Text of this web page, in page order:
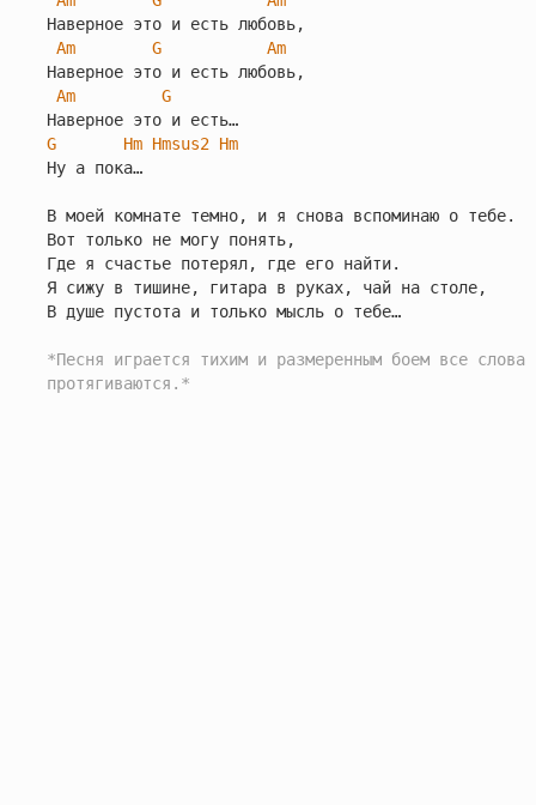
Наверное это и есть любовь,
Am
G
Am
Наверное это и есть любовь,
Am
G
G
Hm Hmsus2 Hm
Ну а пока…
В моей комнате темно, и я снова вспоминаю о тебе.
Вот только не могу понять,
Где я счастье потерял, где его найти.
Я сижу в тишине, гитара в руках, чай на столе,
В душе пустота и только мысль о тебе…
*Песня играется тихим и размеренным боем все слова
протягиваются.*